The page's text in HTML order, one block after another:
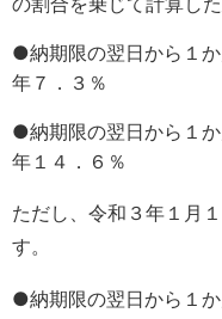
●納期限の翌日から１
年７．３％
●納期限の翌日から１
年１４．６％
ただし、令和３年１月
す。
●納期限の翌日から１